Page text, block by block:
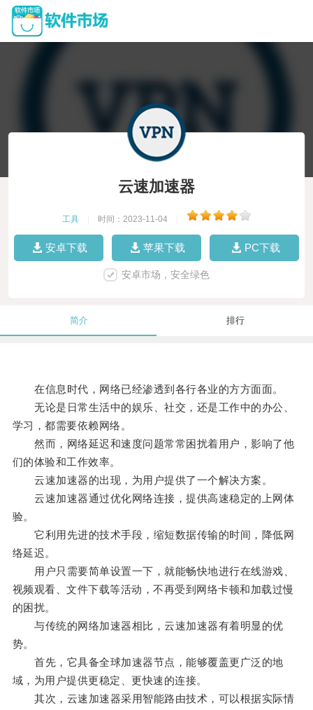
云速加速器
工具 时间：2023-11-04
安卓下载 苹果下载 PC下载
安卓市场，安全绿色
简介 排行
在信息时代，网络已经渗透到各行各业的方方面面。
无论是日常生活中的娱乐、社交，还是工作中的办公、
学习，都需要依赖网络。
然而，网络延迟和速度问题常常困扰着用户，影响了他
们的体验和工作效率。
云速加速器的出现，为用户提供了一个解决方案。
云速加速器通过优化网络连接，提供高速稳定的上网体
验。
它利用先进的技术手段，缩短数据传输的时间，降低网
络延迟。
用户只需要简单设置一下，就能畅快地进行在线游戏、
视频观看、文件下载等活动，不再受到网络卡顿和加载过慢
的困扰。
与传统的网络加速器相比，云速加速器有着明显的优
势。
首先，它具备全球加速器节点，能够覆盖更广泛的地
域，为用户提供更稳定、更快速的连接。
其次，云速加速器采用智能路由技术，可以根据实际情